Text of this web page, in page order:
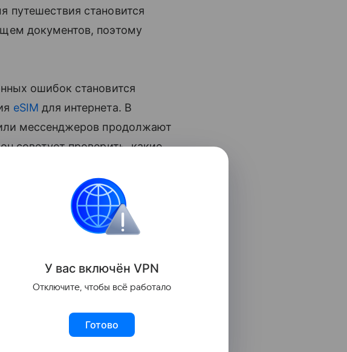
путешествия становится
документов, поэтому
ошибок становится
eSIM для интернета. В
мессенджеров продолжают
советует проверить, какие
перейти на
резервные коды.
рекомендует заранее
папку загрузок и старый
момент может не
пакетов переводчика или
советует не хранить
У вас включён VPN
Отключите, чтобы всё работало
Готово